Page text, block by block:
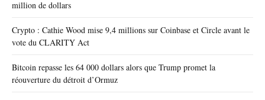
million de dollars
Crypto : Cathie Wood mise 9,4 millions sur Coinbase et Circle avant le
vote du CLARITY Act
Bitcoin repasse les 64 000 dollars alors que Trump promet la
réouverture du détroit d’Ormuz